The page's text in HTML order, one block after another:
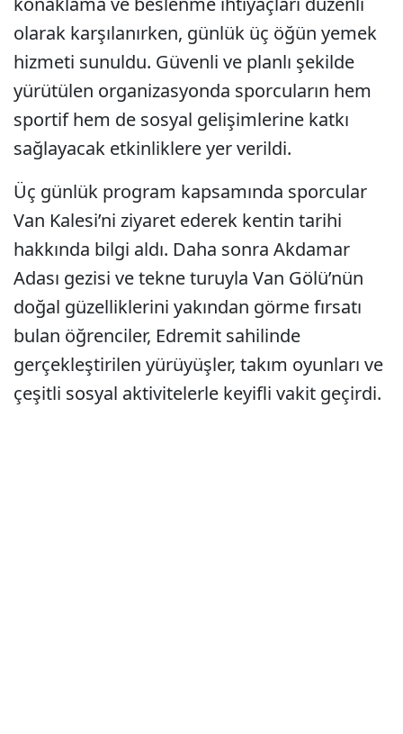
olarak karşılanırken, günlük üç öğün yemek
hizmeti sunuldu. Güvenli ve planlı şekilde
yürütülen organizasyonda sporcuların hem
sportif hem de sosyal gelişimlerine katkı
sağlayacak etkinliklere yer verildi.
Üç günlük program kapsamında sporcular
Van Kalesi’ni ziyaret ederek kentin tarihi
hakkında bilgi aldı. Daha sonra Akdamar
Adası gezisi ve tekne turuyla Van Gölü’nün
doğal güzelliklerini yakından görme fırsatı
bulan öğrenciler, Edremit sahilinde
gerçekleştirilen yürüyüşler, takım oyunları ve
çeşitli sosyal aktivitelerle keyifli vakit geçirdi.